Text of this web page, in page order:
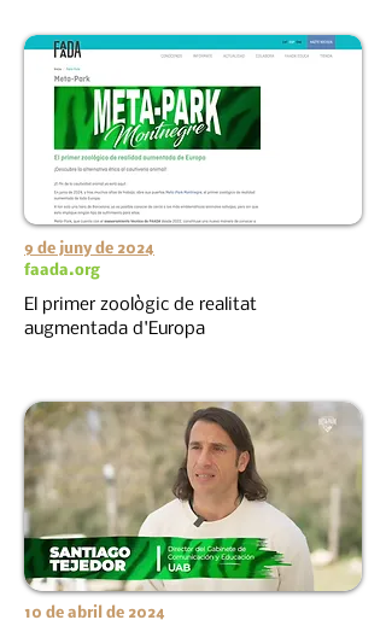
9 de juny de 2024
faada.org
El primer zoològic de realitat
augmentada d'Europa
10 de abril de 2024